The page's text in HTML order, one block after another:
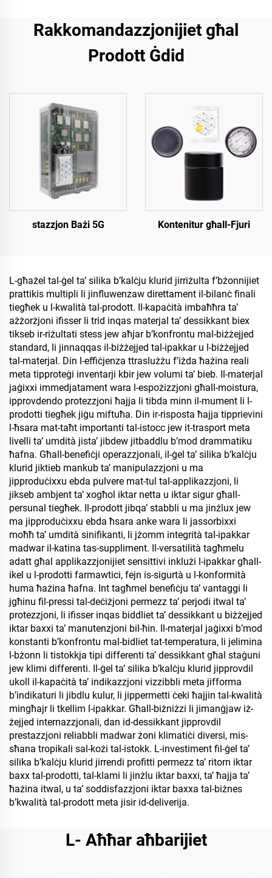
Rakkomandazzjonijiet għal
Prodott Ġdid
stazzjon Bażi 5G Kontenitur għall-Fjuri
L-għażel tal-ġel ta’ silika b’kalċju klurid jirriżulta f’bżonnijiet
prattikis multipli li jinfluwenzaw direttament il-bilanċ finali
tiegħek u l-kwalità tal-prodott. Il-kapaċità imbaħħra ta’
ażżorżjoni ifisser li trid inqas materjal ta’ dessikkant biex
tikseb ir-riżultati stess jew aħjar b’konfrontu mal-biżżejjed
standard, li jinnaqqas il-biżżejjed tal-ipakkar u l-biżżejjed
tal-materjal. Din l-effiċjenza ttraslużżu f’iżda ħażina reali
meta tipproteġi inventarji kbir jew volumi ta’ bieb. Il-materjal
jaġixxi immedjatament wara l-espożizzjoni għall-moistura,
ipprovdendo protezzjoni ħajja li tibda minn il-mument li l-
prodotti tiegħek jiġu miftuħa. Din ir-risposta ħajja tipprievini
l-ħsara mat-taħt importanti tal-istocc jew it-trasport meta
livelli ta’ umdità jista’ jibdew jitbaddlu b’mod drammatiku
ħafna. Għall-benefiċji operazzjonali, il-ġel ta’ silika b’kalċju
klurid jiktieb mankub ta’ manipulazzjoni u ma
jipproduċixxu ebda pulvere mat-tul tal-applikazzjoni, li
jikseb ambjent ta’ xogħol iktar netta u iktar sigur għall-
persunal tiegħek. Il-prodott jibqa’ stabbli u ma jinżlux jew
ma jipproduċixxu ebda ħsara anke wara li jassorbixxi
moħħ ta’ umdità sinifikanti, li jżomm integrità tal-ipakkar
madwar il-katina tas-suppliment. Il-versatilità tagħmelu
adatt għal applikazzjonijiet sensittivi inklużi l-ipakkar għall-
ikel u l-prodotti farmawtici, fejn is-sigurtà u l-konformità
huma ħażina ħafna. Int tagħmel benefiċju ta’ vantaggi li
jgħinu fil-pressi tal-deċiżjoni permezz ta’ perjodi itwal ta’
protezzjoni, li ifisser inqas biddliet ta’ dessikkant u biżżejjed
iktar baxxi ta’ manutenzjoni bil-ħin. Il-materjal jaġixxi b’mod
konstanti b’konfrontu mal-bidliet tat-temperatura, li jelimina
l-bżonn li tistokkja tipi differenti ta’ dessikkant għal staġuni
jew klimi differenti. Il-ġel ta’ silika b’kalċju klurid jipprovdil
ukoll il-kapaċità ta’ indikazzjoni vizzibbli meta jifforma
b’indikaturi li jibdlu kulur, li jippermetti ċeki ħajjin tal-kwalità
mingħajr li tkellim l-ipakkar. Għall-biżniżzi li jimanġjaw iż-
żejjed internazzjonali, dan id-dessikkant jipprovdil
prestazzjoni reliabbli madwar żoni klimatiċi diversi, mis-
sħana tropikali sal-kożi tal-istokk. L-investiment fil-ġel ta’
silika b’kalċju klurid jirrendi profitti permezz ta’ ritorn iktar
baxx tal-prodotti, tal-klami li jinżlu iktar baxxi, ta’ ħajja ta’
ħażina itwal, u ta’ soddisfazzjoni iktar baxxa tal-biżnes
b’kwalità tal-prodott meta jisir id-deliverija.
L- Aħħar aħbarijiet